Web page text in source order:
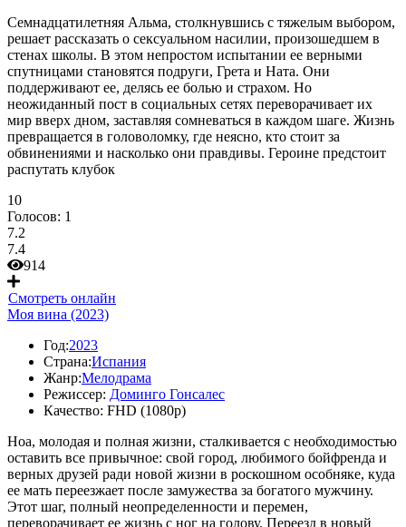
Семнадцатилетняя Альма, столкнувшись с тяжелым выбором,
решает рассказать о сексуальном насилии, произошедшем в
стенах школы. В этом непростом испытании ее верными
спутницами становятся подруги, Грета и Ната. Они
поддерживают ее, делясь ее болью и страхом. Но
неожиданный пост в социальных сетях переворачивает их
мир вверх дном, заставляя сомневаться в каждом шаге. Жизнь
превращается в головоломку, где неясно, кто стоит за
обвинениями и насколько они правдивы. Героине предстоит
распутать клубок
10
Голосов: 1
7.2
7.4
914
Смотреть онлайн
Моя вина (2023)
Год:2023
Страна:Испания
Жанр:Мелодрама
Режиссер: Доминго Гонсалес
Качество: FHD (1080p)
Ноа, молодая и полная жизни, сталкивается с необходимостью
оставить все привычное: свой город, любимого бойфренда и
верных друзей ради новой жизни в роскошном особняке, куда
ее мать переезжает после замужества за богатого мужчину.
Этот шаг, полный неопределенности и перемен,
переворачивает ее жизнь с ног на голову. Переезд в новый